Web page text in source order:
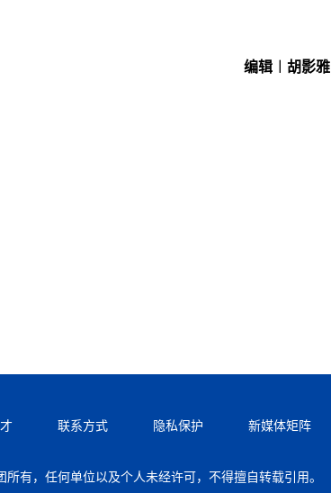
编辑︱胡影雅
联系方式 隐私保护 新媒体矩阵
有，任何单位以及个人未经许可，不得擅自转载引用。